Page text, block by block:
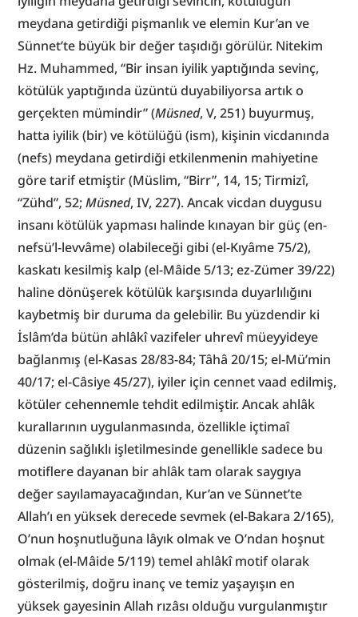
meydana getirdiği pişmanlık ve elemin Kur’an ve
Sünnet’te büyük bir değer taşıdığı görülür. Nitekim
Hz. Muhammed, “Bir insan iyilik yaptığında sevinç,
kötülük yaptığında üzüntü duyabiliyorsa artık o
gerçekten mümindir” (Müsned, V, 251) buyurmuş,
hatta iyilik (bir) ve kötülüğü (ism), kişinin vicdanında
(nefs) meydana getirdiği etkilenmenin mahiyetine
göre tarif etmiştir (Müslim, “Birr”, 14, 15; Tirmizî,
“Zühd”, 52; Müsned, IV, 227). Ancak vicdan duygusu
insanı kötülük yapması halinde kınayan bir güç (en-
nefsü’l-levvâme) olabileceği gibi (el-Kıyâme 75/2),
kaskatı kesilmiş kalp (el-Mâide 5/13; ez-Zümer 39/22)
haline dönüşerek kötülük karşısında duyarlılığını
kaybetmiş bir duruma da gelebilir. Bu yüzdendir ki
İslâm’da bütün ahlâkî vazifeler uhrevî müeyyideye
bağlanmış (el-Kasas 28/83-84; Tâhâ 20/15; el-Mü’min
40/17; el-Câsiye 45/27), iyiler için cennet vaad edilmiş,
kötüler cehennemle tehdit edilmiştir. Ancak ahlâk
kurallarının uygulanmasında, özellikle içtimaî
düzenin sağlıklı işletilmesinde genellikle sadece bu
motiflere dayanan bir ahlâk tam olarak saygıya
değer sayılamayacağından, Kur’an ve Sünnet’te
Allah’ı en yüksek derecede sevmek (el-Bakara 2/165),
O’nun hoşnutluğuna lâyık olmak ve O’ndan hoşnut
olmak (el-Mâide 5/119) temel ahlâkî motif olarak
gösterilmiş, doğru inanç ve temiz yaşayışın en
yüksek gayesinin Allah rızâsı olduğu vurgulanmıştır